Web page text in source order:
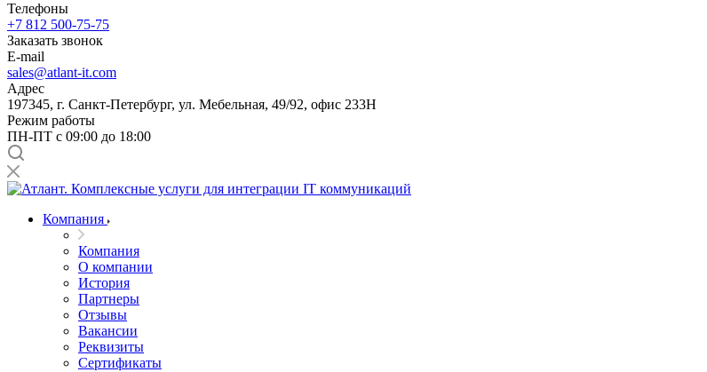
Телефоны
+7 812 500-75-75
Заказать звонок
E-mail
sales@atlant-it.com
Адрес
197345, г. Санкт-Петербург, ул. Мебельная, 49/92, офис 233Н
Режим работы
ПН-ПТ с 09:00 до 18:00
Компания
Компания
О компании
История
Партнеры
Отзывы
Вакансии
Реквизиты
Сертификаты